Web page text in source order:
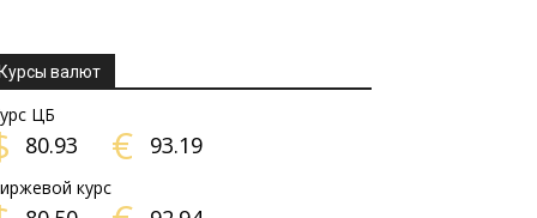
Курсы валют
ЦБ
80.93 € 93.19
курс